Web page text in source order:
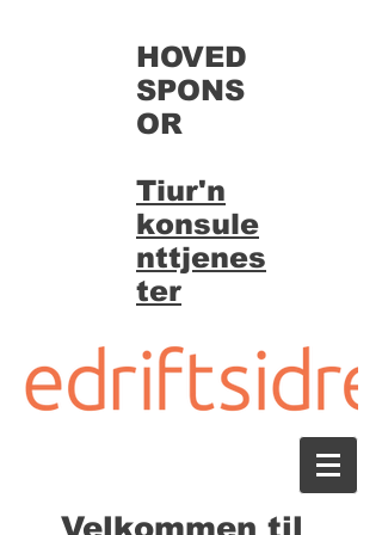
HOVED
SPONS
OR
Tiur'n
konsule
nttjenes
ter
Velkommen til